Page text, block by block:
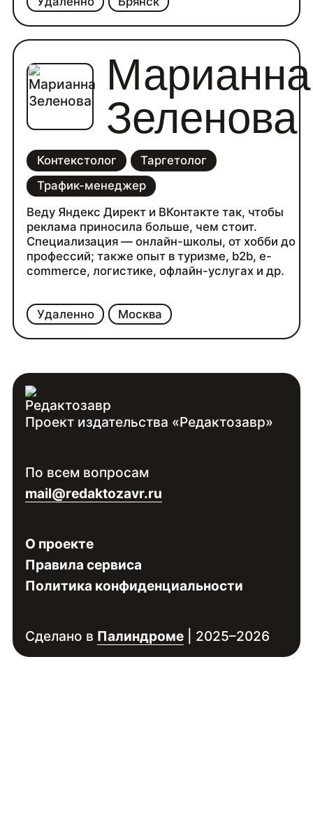
Удаленно Москва
Марианна
Зеленова
Контекстолог
Таргетолог
Трафик-менеджер
Веду Яндекс Директ и ВКонтакте так, чтобы
реклама приносила больше, чем стоит.
Специализация — онлайн-школы, от хобби до
профессий; также опыт в туризме, b2b, e-
commerce, логистике, офлайн-услугах и др.
Проект издательства «Редактозавр»
По всем вопросам
mail@redaktozavr.ru
О проекте
Правила сервиса
Политика конфиденциальности
Сделано в Палиндроме| 2025–2026